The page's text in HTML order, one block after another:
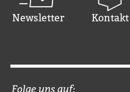
Newsletter Kontakt
Folge uns auf: